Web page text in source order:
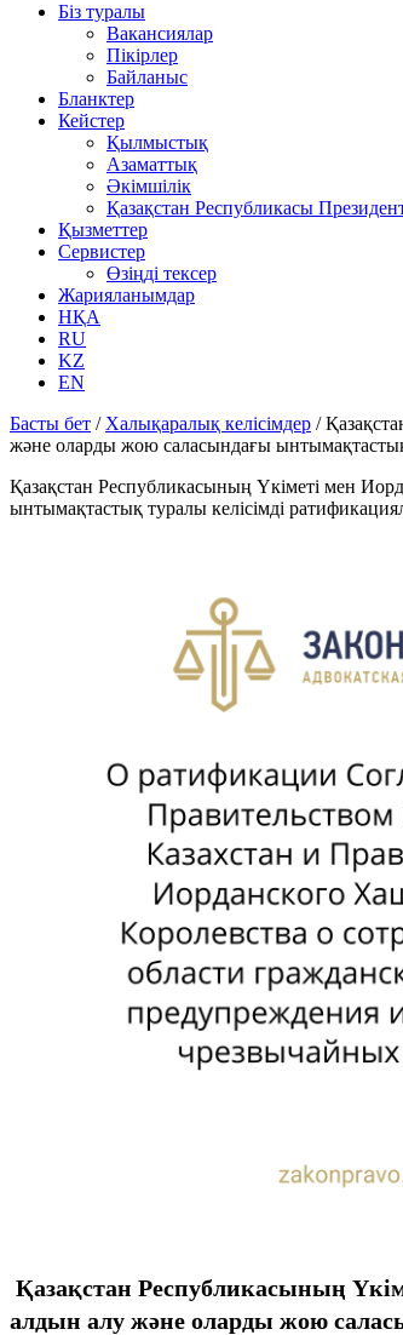
Біз туралы
Вакансиялар
Пікірлер
Байланыс
Бланктер
Кейстер
Қылмыстық
Азаматтық
Әкімшілік
Қазақстан Республикасы
Қызметтер
Сервистер
Өзіңді тексер
Жарияланымдар
НҚА
RU
KZ
EN
Басты бет / Халықаралық келісімдер /
және оларды жою саласындағы
Қазақстан Республикасының Үкіметі мен
ынтымақтастық туралы келісімді
Қазақстан Республикасының
алдын алу және оларды жою